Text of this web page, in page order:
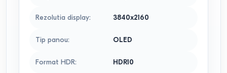
Rezolutia display: 3840x2160
Tip panou: OLED
Format HDR: HDR10